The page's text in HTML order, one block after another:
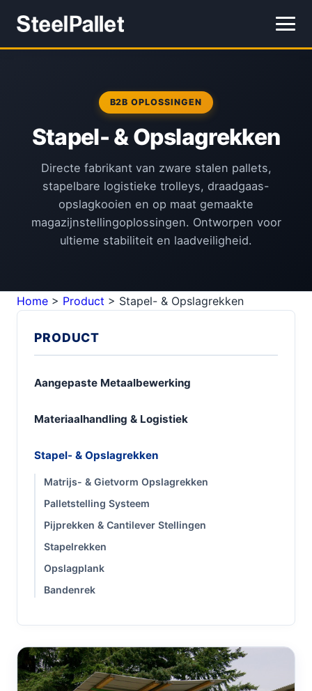
B2B OPLOSSINGEN
Stapel- & Opslagrekken
Directe fabrikant van zware stalen pallets,
stapelbare logistieke trolleys, draadgaas-
opslagkooien en op maat gemaakte
magazijnstellingoplossingen. Ontworpen voor
ultieme stabiliteit en laadveiligheid.
Home > Product > Stapel- & Opslagrekken
PRODUCT
Aangepaste Metaalbewerking
Materiaalhandling & Logistiek
Stapel- & Opslagrekken
Matrijs- & Gietvorm Opslagrekken
Palletstelling Systeem
Pijprekken & Cantilever Stellingen
Stapelrekken
Opslagplank
Bandenrek